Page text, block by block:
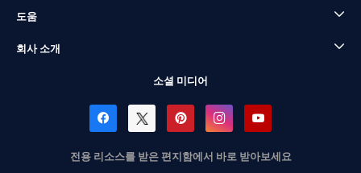
도움
회사 소개
소셜 미디어
전용 리소스를 받은 편지함에서 바로 받아보세요